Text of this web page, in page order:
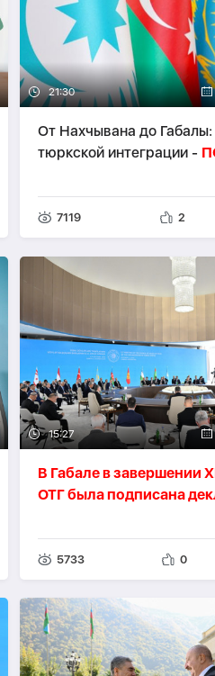
21:30
От Нахчывана до Габалы:
тюркской интеграции -
7119 2
15:27
В Габале в завершении
ОТГ была подписана
5733 0